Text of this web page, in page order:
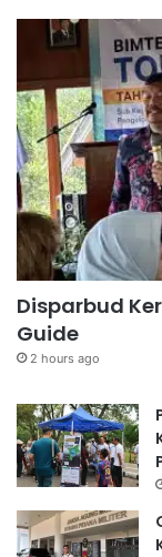
Disparbud
Guide
2 hours ago